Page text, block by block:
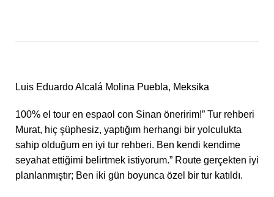
Luis Eduardo Alcalá Molina Puebla, Meksika
100% el tour en espaol con Sinan öneririm!” Tur rehberi
Murat, hiç şüphesiz, yaptığım herhangi bir yolculukta
sahip olduğum en iyi tur rehberi. Ben kendi kendime
seyahat ettiğimi belirtmek istiyorum.” Route gerçekten iyi
planlanmıştır; Ben iki gün boyunca özel bir tur katıldı.